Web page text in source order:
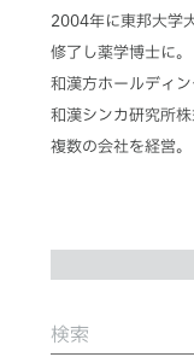
2004年に東邦大学
修了し薬学博士に。
和漢方ホールディン
和漢シンカ研究所株
複数の会社を経営。